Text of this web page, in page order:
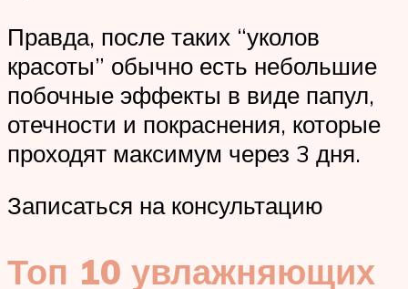
Правда, после таких “уколов
красоты” обычно есть небольшие
побочные эффекты в виде папул,
отечности и покраснения, которые
проходят максимум через 3 дня.
Записаться на консультацию
Топ 10 увлажняющих